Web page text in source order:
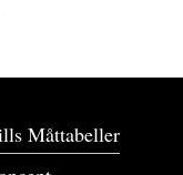
Måttabeller